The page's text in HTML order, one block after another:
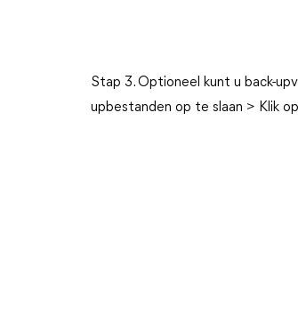
Stap 3. Optioneel kunt u back-
upbestanden op te slaan > Klik op